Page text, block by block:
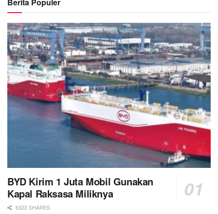
BYD Kirim 1 Juta Mobil Gunakan
Kapal Raksasa Miliknya
6322 SHARES